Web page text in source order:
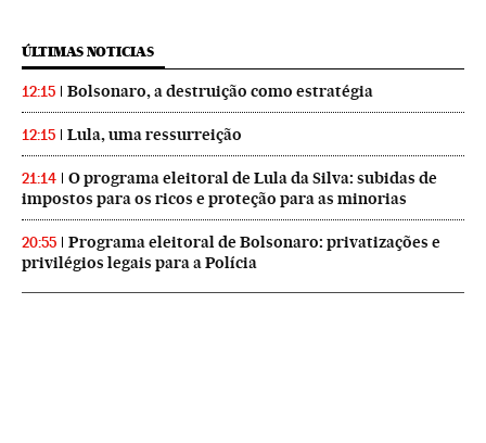
ÚLTIMAS NOTICIAS
12:15 Bolsonaro, a destruição como estratégia
12:15 Lula, uma ressurreição
21:14
O programa eleitoral de Lula da Silva: subidas de
impostos para os ricos e proteção para as minorias
20:55
Programa eleitoral de Bolsonaro: privatizações e
privilégios legais para a Polícia